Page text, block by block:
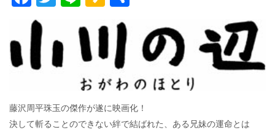
ac
e
b
o
k
itt
er
e k
a
o
藤沢周平珠玉の傑作が遂に映画化！
決して斬ることのできない絆で結ばれた、ある兄妹の運命とは